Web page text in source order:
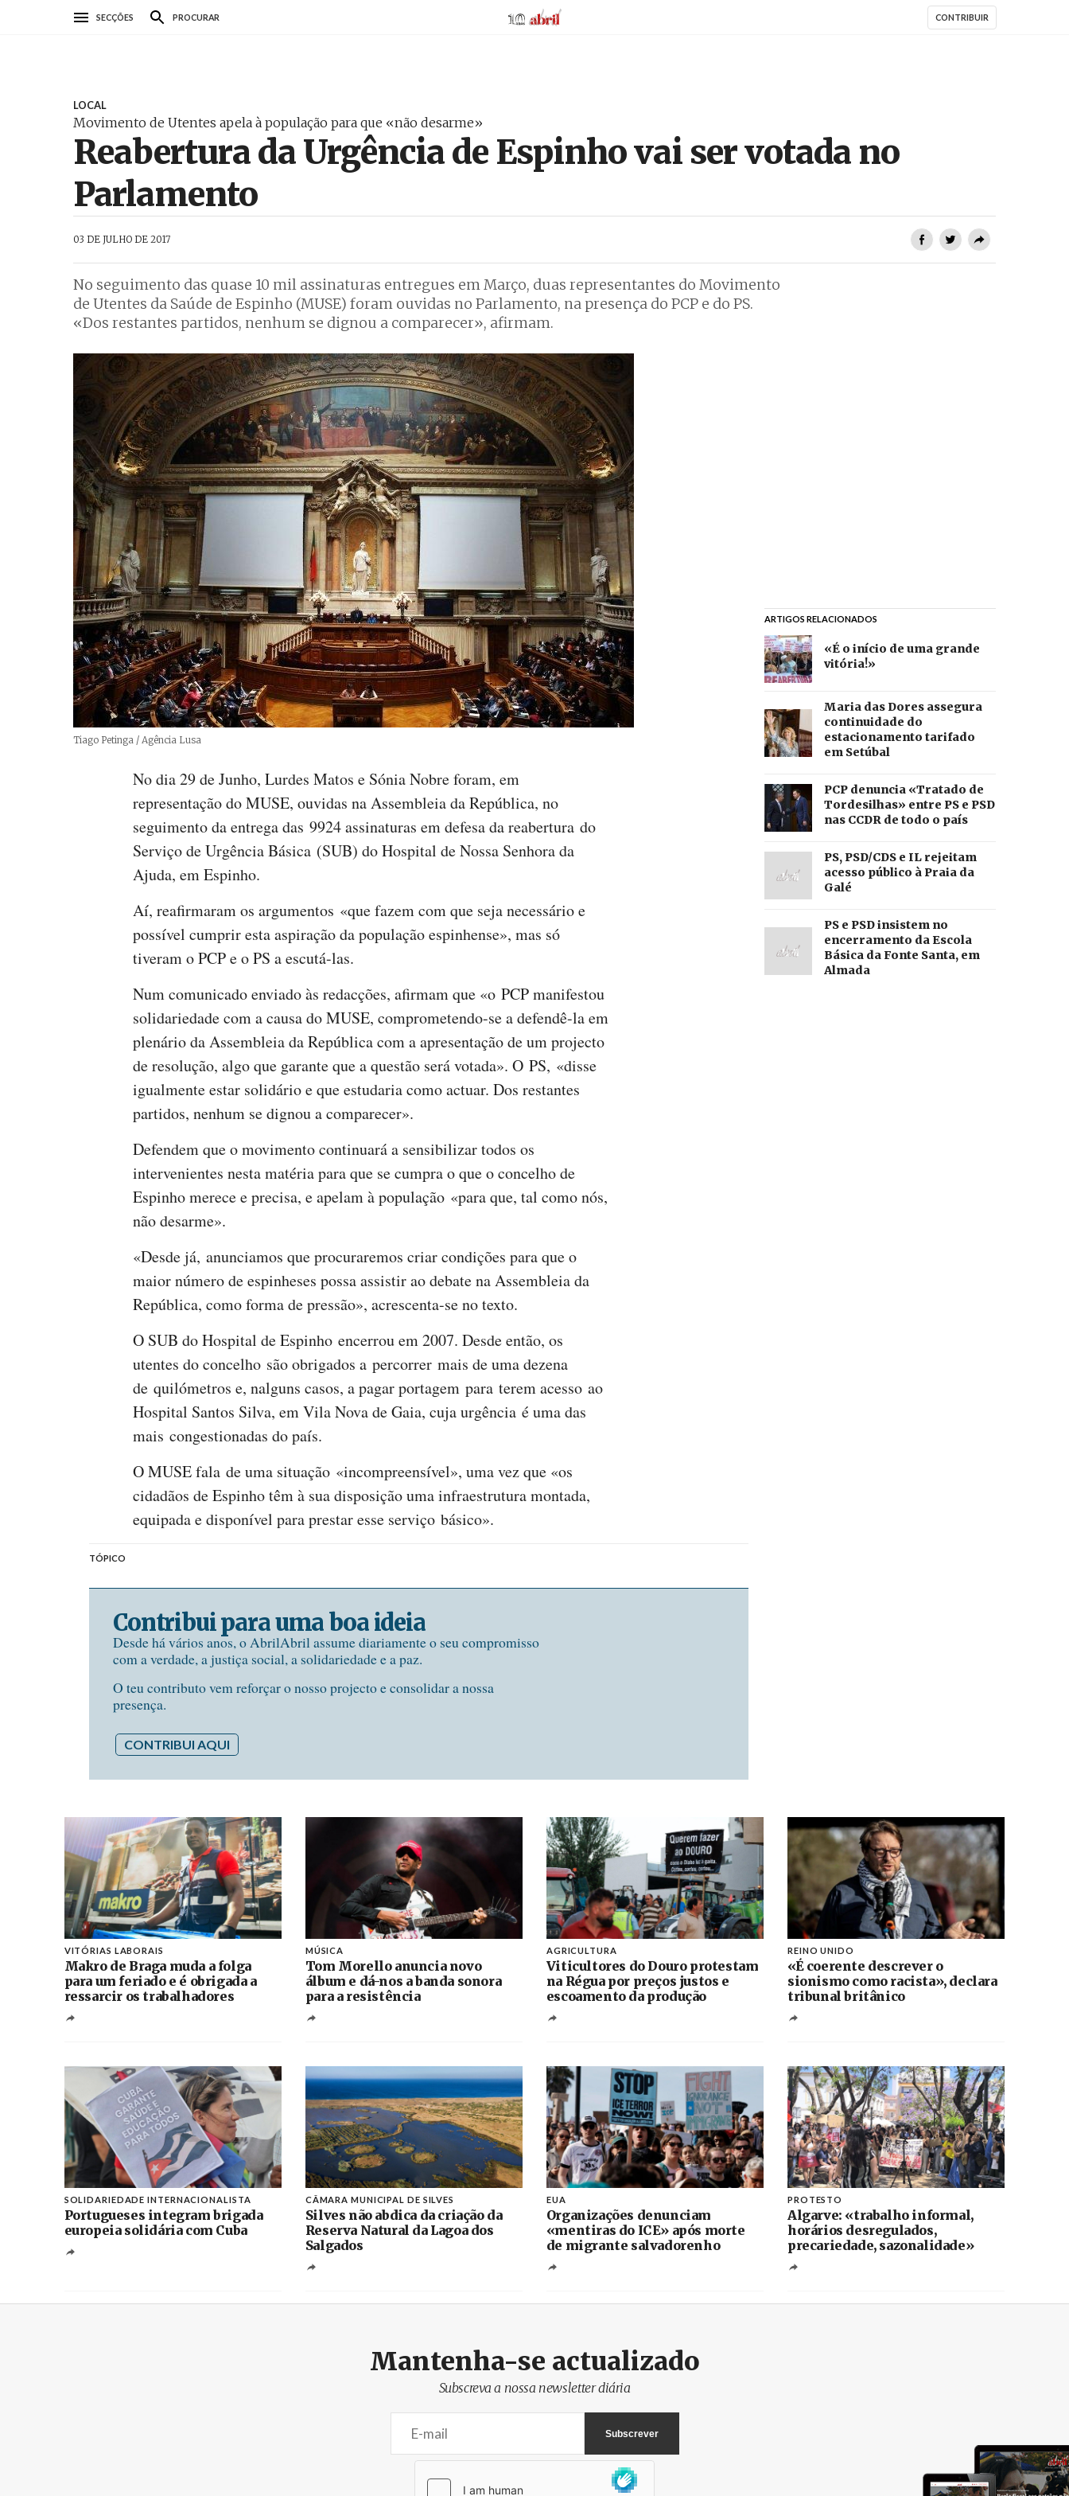
SECÇÕES PROCURAR AbrilAbril CONTRIBUIR
LOCAL
Movimento de Utentes apela à população para que «não desarme»
Reabertura da Urgência de Espinho vai ser votada no
Parlamento
03 DE JULHO DE 2017
No seguimento das quase 10 mil assinaturas entregues em Março, duas representantes do Movimento
de Utentes da Saúde de Espinho (MUSE) foram ouvidas no Parlamento, na presença do PCP e do PS.
«Dos restantes partidos, nenhum se dignou a comparecer», afirmam.
Créditos
Tiago Petinga / Agência Lusa
No dia 29 de Junho, Lurdes Matos e Sónia Nobre foram, em
representação do MUSE, ouvidas na Assembleia da República, no
seguimento da entrega das 9924 assinaturas em defesa da reabertura do
Serviço de Urgência Básica (SUB) do Hospital de Nossa Senhora da
Ajuda, em Espinho.
Aí, reafirmaram os argumentos «que fazem com que seja necessário e
possível cumprir esta aspiração da população espinhense», mas só
tiveram o PCP e o PS a escutá-las.
Num comunicado enviado às redacções, afirmam que «o PCP manifestou
solidariedade com a causa do MUSE, comprometendo-se a defendê-la em
plenário da Assembleia da República com a apresentação de um projecto
de resolução, algo que garante que a questão será votada». O PS, «disse
igualmente estar solidário e que estudaria como actuar. Dos restantes
partidos, nenhum se dignou a comparecer».
Defendem que o movimento continuará a sensibilizar todos os
intervenientes nesta matéria para que se cumpra o que o concelho de
Espinho merece e precisa, e apelam à população «para que, tal como nós,
não desarme».
«Desde já, anunciamos que procuraremos criar condições para que o
maior número de espinheses possa assistir ao debate na Assembleia da
República, como forma de pressão», acrescenta-se no texto.
O SUB do Hospital de Espinho encerrou em 2007. Desde então, os
utentes do concelho são obrigados a percorrer mais de uma dezena
de quilómetros e, nalguns casos, a pagar portagem para terem acesso ao
Hospital Santos Silva, em Vila Nova de Gaia, cuja urgência é uma das
mais congestionadas do país.
O MUSE fala de uma situação «incompreensível», uma vez que «os
cidadãos de Espinho têm à sua disposição uma infraestrutura montada,
equipada e disponível para prestar esse serviço básico».
TÓPICO
Contribui para uma boa ideia
Desde há vários anos, o AbrilAbril assume diariamente o seu compromisso
com a verdade, a justiça social, a solidariedade e a paz.
O teu contributo vem reforçar o nosso projecto e consolidar a nossa
presença.
CONTRIBUI AQUI
ARTIGOS RELACIONADOS
«É o início de uma grande
vitória!»
Maria das Dores assegura
continuidade do
estacionamento tarifado
em Setúbal
PCP denuncia «Tratado de
Tordesilhas» entre PS e PSD
nas CCDR de todo o país
PS, PSD/CDS e IL rejeitam
acesso público à Praia da
Galé
PS e PSD insistem no
encerramento da Escola
Básica da Fonte Santa, em
Almada
VITÓRIAS LABORAIS
Makro de Braga muda a folga
para um feriado e é obrigada a
ressarcir os trabalhadores
MÚSICA
Tom Morello anuncia novo
álbum e dá-nos a banda sonora
para a resistência
AGRICULTURA
Viticultores do Douro protestam
na Régua por preços justos e
escoamento da produção
REINO UNIDO
«É coerente descrever o
sionismo como racista», declara
tribunal britânico
SOLIDARIEDADE INTERNACIONALISTA
Portugueses integram brigada
europeia solidária com Cuba
CÂMARA MUNICIPAL DE SILVES
Silves não abdica da criação da
Reserva Natural da Lagoa dos
Salgados
EUA
Organizações denunciam
«mentiras do ICE» após morte
de migrante salvadorenho
PROTESTO
Algarve: «trabalho informal,
horários desregulados,
precariedade, sazonalidade»
Mantenha-se actualizado
Subscreva a nossa newsletter diária